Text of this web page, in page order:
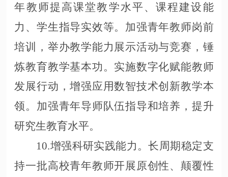
年教师提高课堂教学水平、课程建设能
力、学生指导实效等。加强青年教师岗前
培训，举办教学能力展示活动与竞赛，锤
炼教育教学基本功。实施数字化赋能教师
发展行动，增强应用数智技术创新教学本
领。加强青年导师队伍指导和培养，提升
研究生教育水平。
10.增强科研实践能力。长周期稳定支
持一批高校青年教师开展原创性、颠覆性